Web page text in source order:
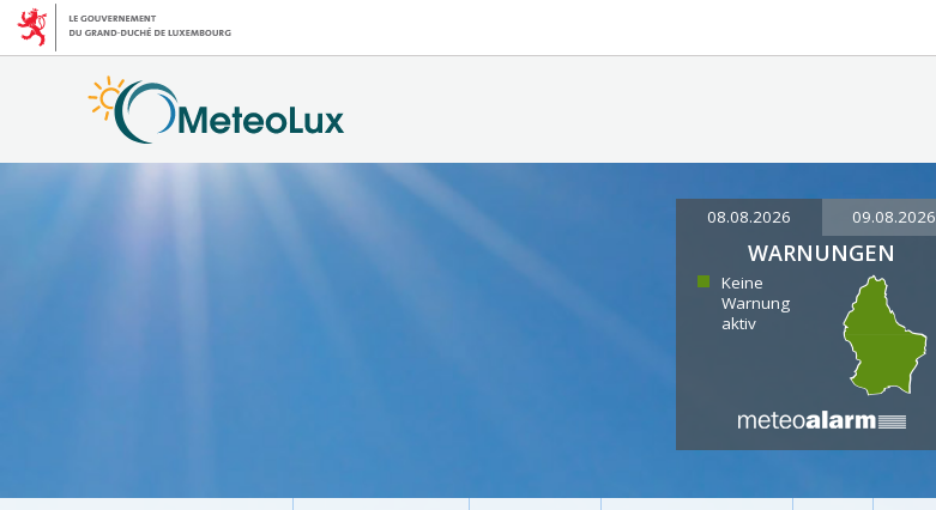
08.08.2026 09.08.2026
WARNUNGEN
Keine
Warnung
aktiv